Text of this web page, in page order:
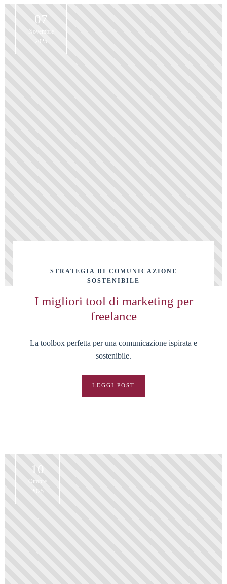
07
Novembre
2025
STRATEGIA DI COMUNICAZIONE
SOSTENIBILE
I migliori tool di marketing per
freelance
La toolbox perfetta per una comunicazione ispirata e
sostenibile.
LEGGI POST
10
Ottobre
2025